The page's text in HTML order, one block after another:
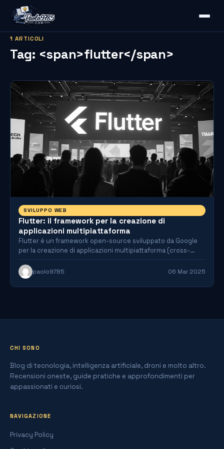
1 ARTICOLI
Tag: <span>flutter</span>
SVILUPPO WEB
Flutter: il framework per la creazione di
applicazioni multipiattaforma
Flutter è un framework open-source sviluppato da Google
per la creazione di applicazioni multipiattaforma (cross-
platform) con un'unica codebase.…
paolo9785 06 Mar 2025
CHI SONO
Blog di tecnologia, intelligenza artificiale, droni e molto altro.
Recensioni oneste, guide pratiche e approfondimenti per
appassionati e curiosi.
NAVIGAZIONE
Privacy Policy